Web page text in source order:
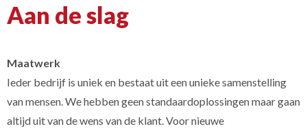
Aan de slag
Maatwerk
Ieder bedrijf is uniek en bestaat uit een unieke samenstelling
van mensen. We hebben geen standaardoplossingen maar gaan
altijd uit van de wens van de klant. Voor nieuwe